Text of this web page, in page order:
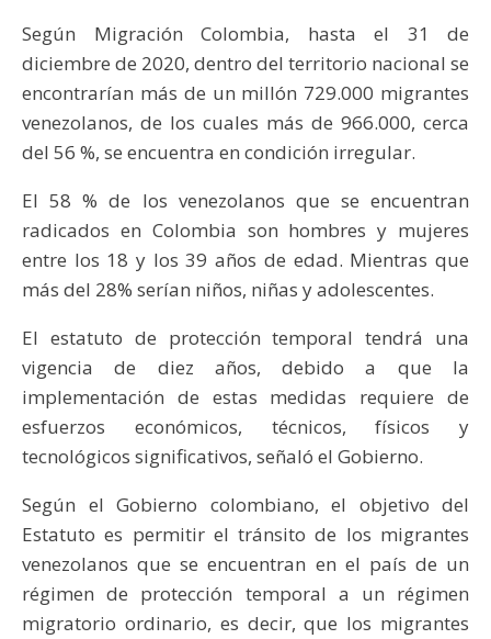
Según Migración Colombia, hasta el 31 de
diciembre de 2020, dentro del territorio nacional se
encontrarían más de un millón 729.000 migrantes
venezolanos, de los cuales más de 966.000, cerca
del 56 %, se encuentra en condición irregular.
El 58 % de los venezolanos que se encuentran
radicados en Colombia son hombres y mujeres
entre los 18 y los 39 años de edad. Mientras que
más del 28% serían niños, niñas y adolescentes.
El estatuto de protección temporal tendrá una
vigencia de diez años, debido a que la
implementación de estas medidas requiere de
esfuerzos económicos, técnicos, físicos y
tecnológicos significativos, señaló el Gobierno.
Según el Gobierno colombiano, el objetivo del
Estatuto es permitir el tránsito de los migrantes
venezolanos que se encuentran en el país de un
régimen de protección temporal a un régimen
migratorio ordinario, es decir, que los migrantes